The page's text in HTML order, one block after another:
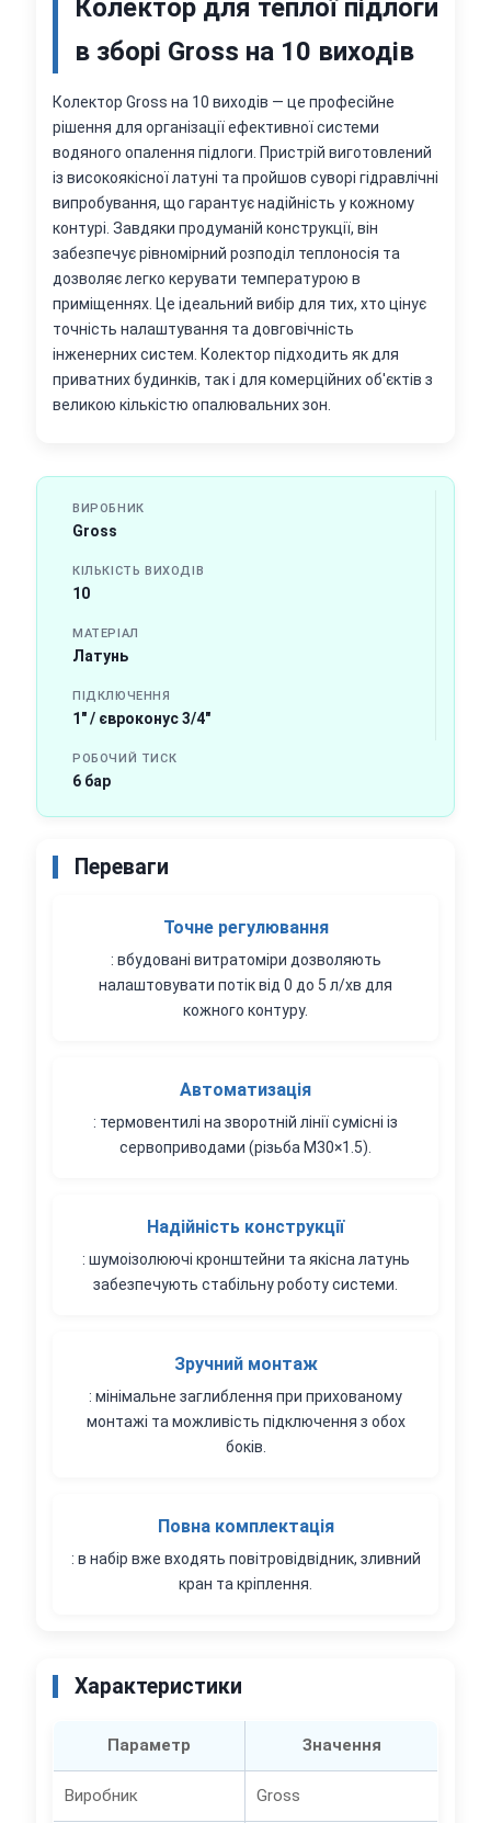
Колектор для теплої підлоги
в зборі Gross на 10 виходів
Колектор Gross на 10 виходів — це професійне
рішення для організації ефективної системи
водяного опалення підлоги. Пристрій виготовлений
із високоякісної латуні та пройшов суворі гідравлічні
випробування, що гарантує надійність у кожному
контурі. Завдяки продуманій конструкції, він
забезпечує рівномірний розподіл теплоносія та
дозволяє легко керувати температурою в
приміщеннях. Це ідеальний вибір для тих, хто цінує
точність налаштування та довговічність
інженерних систем. Колектор підходить як для
приватних будинків, так і для комерційних об'єктів з
великою кількістю опалювальних зон.
ВИРОБНИК
Gross
КІЛЬКІСТЬ ВИХОДІВ
10
МАТЕРІАЛ
Латунь
ПІДКЛЮЧЕННЯ
1" / євроконус 3/4"
РОБОЧИЙ ТИСК
6 бар
Переваги
Точне регулювання
: вбудовані витратоміри дозволяють
налаштовувати потік від 0 до 5 л/хв для
кожного контуру.
Автоматизація
: термовентилі на зворотній лінії сумісні із
сервоприводами (різьба M30×1.5).
Надійність конструкції
: шумоізолюючі кронштейни та якісна латунь
забезпечують стабільну роботу системи.
Зручний монтаж
: мінімальне заглиблення при прихованому
монтажі та можливість підключення з обох
боків.
Повна комплектація
: в набір вже входять повітровідвідник, зливний
кран та кріплення.
Характеристики
Параметр Значення
Виробник Gross